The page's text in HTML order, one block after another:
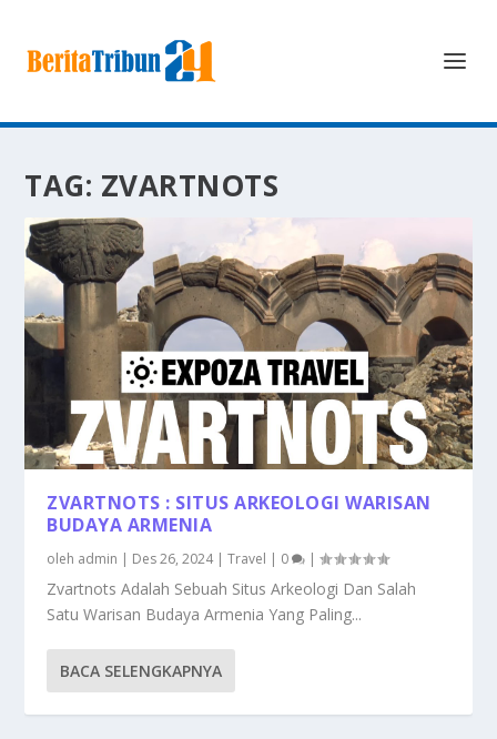
TAG: ZVARTNOTS
ZVARTNOTS : SITUS ARKEOLOGI WARISAN
BUDAYA ARMENIA
oleh admin | Des 26, 2024|Travel | 0 |
Zvartnots Adalah Sebuah Situs Arkeologi Dan Salah
Satu Warisan Budaya Armenia Yang Paling...
BACA SELENGKAPNYA